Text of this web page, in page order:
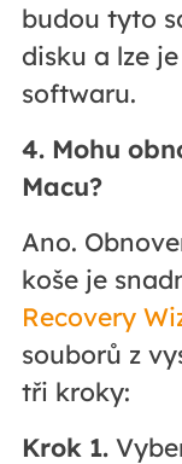
budou tyto
disku a lze
softwaru.
4. Mohu
Macu?
Ano.
koše je
Recovery
souborů z
tři kroky:
Krok 1.